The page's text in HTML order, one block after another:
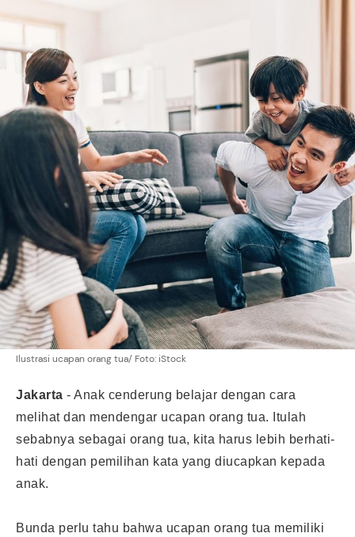
Ilustrasi ucapan orang tua/ Foto: iStock
Jakarta - Anak cenderung belajar dengan cara
melihat dan mendengar ucapan orang tua. Itulah
sebabnya sebagai orang tua, kita harus lebih berhati-
hati dengan pemilihan kata yang diucapkan kepada
anak.
Bunda perlu tahu bahwa ucapan orang tua memiliki